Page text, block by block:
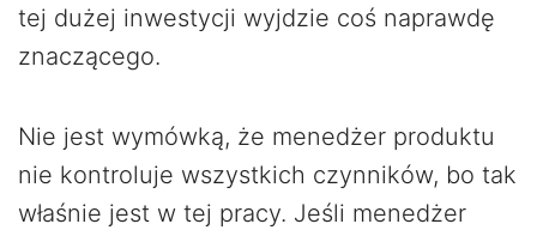
tej dużej inwestycji wyjdzie coś naprawdę
znaczącego.
Nie jest wymówką, że menedżer produktu
nie kontroluje wszystkich czynników, bo tak
właśnie jest w tej pracy. Jeśli menedżer